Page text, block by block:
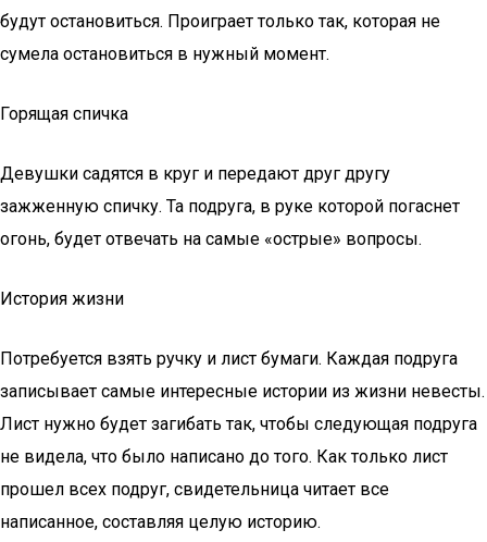
будут остановиться. Проиграет только так, которая не
сумела остановиться в нужный момент.
Горящая спичка
Девушки садятся в круг и передают друг другу
зажженную спичку. Та подруга, в руке которой погаснет
огонь, будет отвечать на самые «острые» вопросы.
История жизни
Потребуется взять ручку и лист бумаги. Каждая подруга
записывает самые интересные истории из жизни невесты.
Лист нужно будет загибать так, чтобы следующая подруга
не видела, что было написано до того. Как только лист
прошел всех подруг, свидетельница читает все
написанное, составляя целую историю.